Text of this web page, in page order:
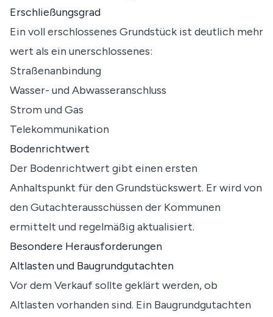
Erschließungsgrad
Ein voll erschlossenes Grundstück ist deutlich mehr
wert als ein unerschlossenes:
Straßenanbindung
Wasser- und Abwasseranschluss
Strom und Gas
Telekommunikation
Bodenrichtwert
Der Bodenrichtwert gibt einen ersten
Anhaltspunkt für den Grundstückswert. Er wird von
den Gutachterausschüssen der Kommunen
ermittelt und regelmäßig aktualisiert.
Besondere Herausforderungen
Altlasten und Baugrundgutachten
Vor dem Verkauf sollte geklärt werden, ob
Altlasten vorhanden sind. Ein Baugrundgutachten